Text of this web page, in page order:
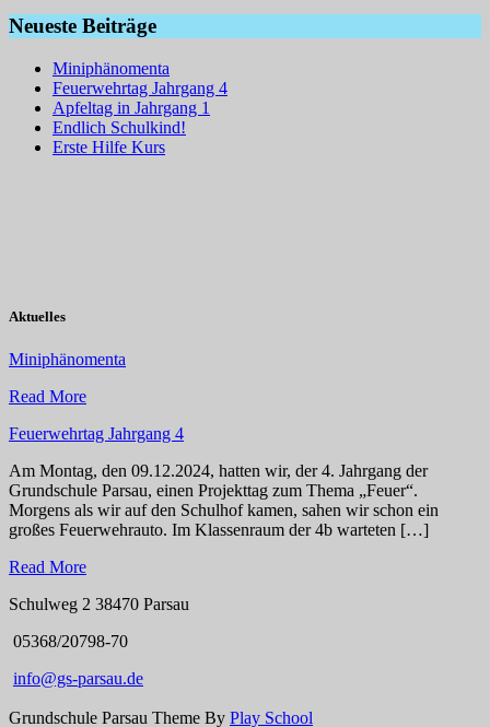
Neueste Beiträge
Miniphänomenta
Feuerwehrtag Jahrgang 4
Apfeltag in Jahrgang 1
Endlich Schulkind!
Erste Hilfe Kurs
Aktuelles
Miniphänomenta
Read More
Feuerwehrtag Jahrgang 4
Am Montag, den 09.12.2024, hatten wir, der 4. Jahrgang der
Grundschule Parsau, einen Projekttag zum Thema „Feuer“.
Morgens als wir auf den Schulhof kamen, sahen wir schon ein
großes Feuerwehrauto. Im Klassenraum der 4b warteten […]
Read More
Schulweg 2 38470 Parsau
05368/20798-70
info@gs-parsau.de
Grundschule Parsau Theme By Play School